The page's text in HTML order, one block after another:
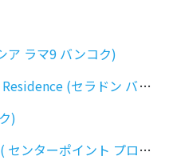
ア ラマ9 バンコク)
(セラドン バンコク)
)
ーポイント プロンポン )